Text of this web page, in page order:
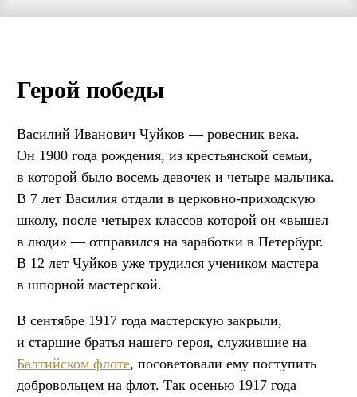
Герой победы
Василий Иванович Чуйков — ровесник века.
Он 1900 года рождения, из крестьянской семьи,
в которой было восемь девочек и четыре мальчика.
В 7 лет Василия отдали в церковно-приходскую
школу, после четырех классов которой он «вышел
в люди» — отправился на заработки в Петербург.
В 12 лет Чуйков уже трудился учеником мастера
в шпорной мастерской.
В сентябре 1917 года мастерскую закрыли,
и старшие братья нашего героя, служившие на
Балтийском флоте, посоветовали ему поступить
добровольцем на флот. Так осенью 1917 года